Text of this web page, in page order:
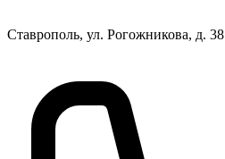
Ставрополь, ул. Рогожникова, д. 38